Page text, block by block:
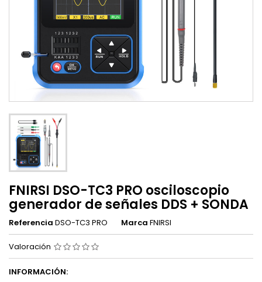
FNIRSI DSO-TC3 PRO osciloscopio
generador de señales DDS + SONDA
Referencia DSO-TC3 PRO Marca FNIRSI
Valoración
INFORMACIÓN: